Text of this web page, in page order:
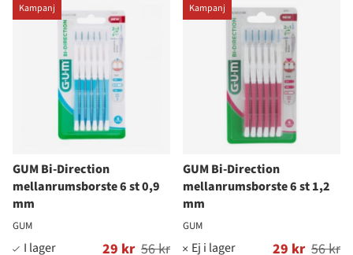
Kampanj
GUM Bi-Direction
mellanrumsborste 6 st 0,9
mm
GUM
29 kr
Ordinarie pris: 56 kr
Kampanj
GUM Bi-Direction
mellanrumsborste 6 st 1,2
mm
GUM
29 kr
Ordinarie pris: 56 kr